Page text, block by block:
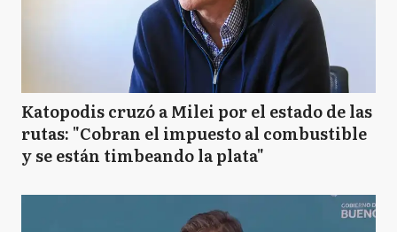
Katopodis cruzó a Milei por el estado de las
rutas: "Cobran el impuesto al combustible
y se están timbeando la plata"